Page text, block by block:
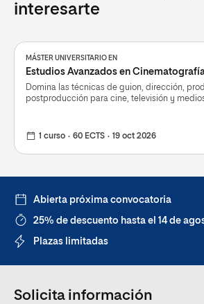
interesarte
MÁSTER UNIVERSITARIO EN
Estudios Avanzados en
Domina las técnicas de guion, dirección,
postproducción para cine, televisión y
1 curso 60 ECTS 19 oct 2026
Abierta próxima convocatoria
25% de descuento hasta el 14 de
Plazas limitadas
Solicita información